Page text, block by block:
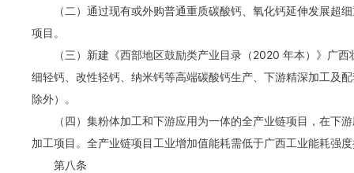
（二）通过现有或外购普通重质碳酸钙、氧化钙延伸发展超
项目。
（三）新建《西部地区鼓励类产业目录（2020 年本）》广
细轻钙、改性轻钙、纳米钙等高端碳酸钙生产、下游精深加工及
除外）。
（四）集粉体加工和下游应用为一体的全产业链项目，在下
加工项目。全产业链项目工业增加值能耗需低于广西工业能耗强
第八条